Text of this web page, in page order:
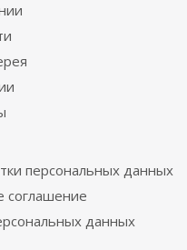
персональных данных
соглашение
данных